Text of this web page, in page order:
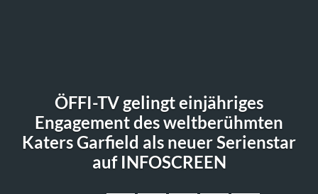
ÖFFI-TV gelingt einjähriges
Engagement des weltberühmten
Katers Garfield als neuer Serienstar
auf INFOSCREEN